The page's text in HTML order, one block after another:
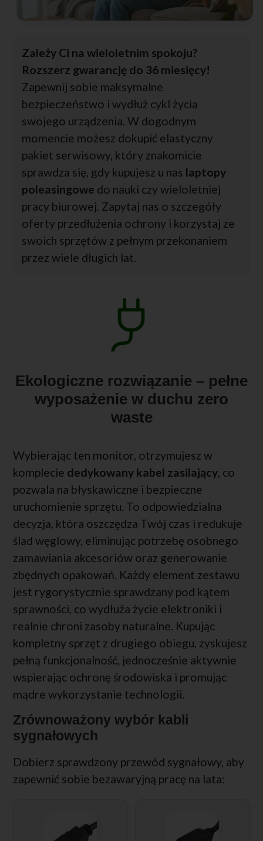
Zależy Ci na wieloletnim spokoju?
Rozszerz gwarancję do 36 miesięcy!
Zapewnij sobie maksymalne
bezpieczeństwo i wydłuż cykl życia
swojego urządzenia. W dogodnym
momencie możesz dokupić elastyczny
pakiet serwisowy, który znakomicie
sprawdza się, gdy kupujesz u nas laptopy
poleasingowe do nauki czy wieloletniej
pracy biurowej. Zapytaj nas o szczegóły
oferty przedłużenia ochrony i korzystaj ze
swoich sprzętów z pełnym przekonaniem
przez wiele długich lat.
Ekologiczne rozwiązanie – pełne
wyposażenie w duchu zero
waste
Wybierając ten monitor, otrzymujesz w
komplecie dedykowany kabel zasilający, co
pozwala na błyskawiczne i bezpieczne
uruchomienie sprzętu. To odpowiedzialna
decyzja, która oszczędza Twój czas i redukuje
ślad węglowy, eliminując potrzebę osobnego
zamawiania akcesoriów oraz generowanie
zbędnych opakowań. Każdy element zestawu
jest rygorystycznie sprawdzany pod kątem
sprawności, co wydłuża życie elektroniki i
realnie chroni zasoby naturalne. Kupując
kompletny sprzęt z drugiego obiegu, zyskujesz
pełną funkcjonalność, jednocześnie aktywnie
wspierając ochronę środowiska i promując
mądre wykorzystanie technologii.
Zrównoważony wybór kabli
sygnałowych
Dobierz sprawdzony przewód sygnałowy, aby
zapewnić sobie bezawaryjną pracę na lata: